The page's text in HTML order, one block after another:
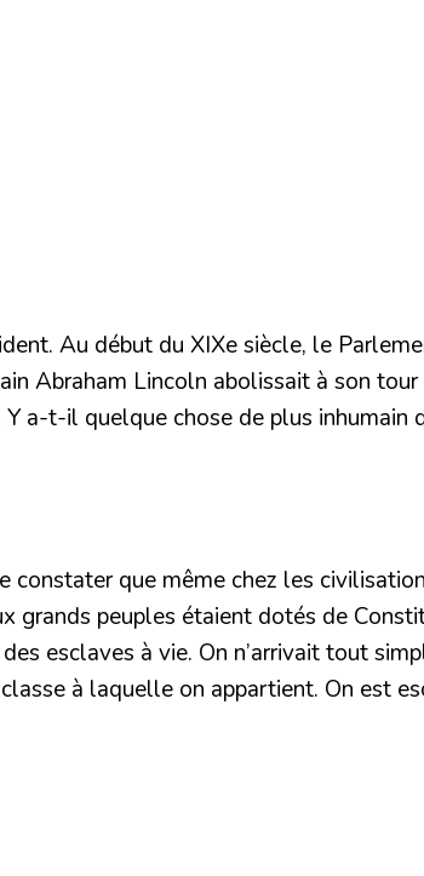
Au début du XIXe siècle, le
Abraham Lincoln abolissait à son tour
a-t-il quelque chose de plus inhumain
constater que même chez les
grands peuples étaient dotés de
esclaves à vie. On n’arrivait tout
à laquelle on appartient. On est